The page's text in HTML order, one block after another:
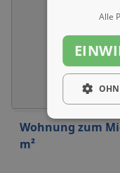
Wohnung zum
m²
Alle